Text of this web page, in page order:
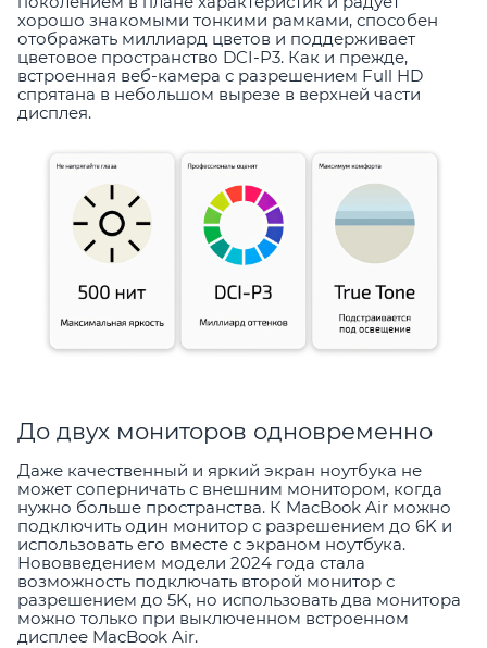
хорошо знакомыми тонкими рамками, способен
отображать миллиард цветов и поддерживает
цветовое пространство DCI-P3. Как и прежде,
встроенная веб-камера с разрешением Full HD
спрятана в небольшом вырезе в верхней части
дисплея.
До двух мониторов одновременно
Даже качественный и яркий экран ноутбука не
может соперничать с внешним монитором, когда
нужно больше пространства. К MacBook Air можно
подключить один монитор с разрешением до 6K и
использовать его вместе с экраном ноутбука.
Нововведением модели 2024 года стала
возможность подключать второй монитор с
разрешением до 5K, но использовать два монитора
можно только при выключенном встроенном
дисплее MacBook Air.